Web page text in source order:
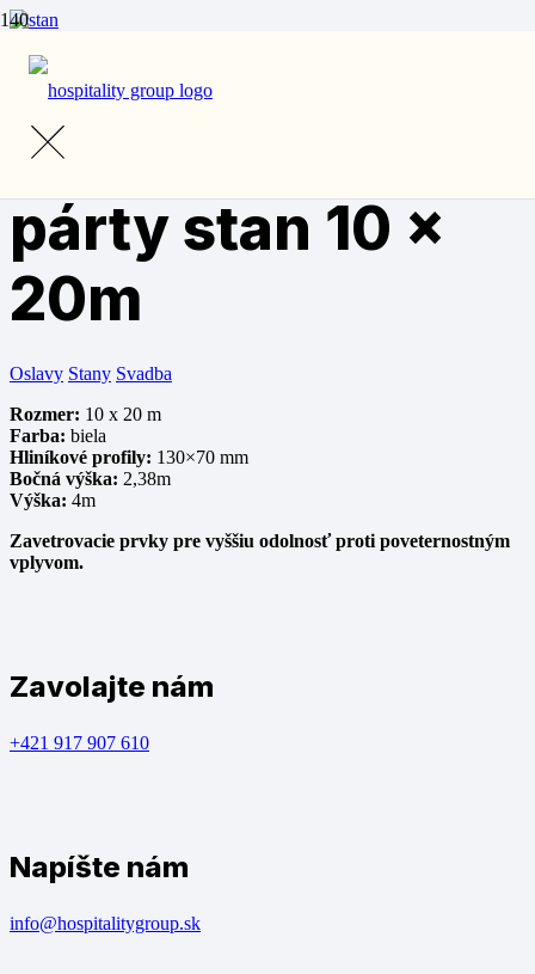
stan 10 x 20m
Veľkokapacitný
párty stan 10 x
20m
Oslavy Stany Svadba
Rozmer: 10 x 20 m
Farba: biela
Hliníkové profily: 130×70 mm
Bočná výška: 2,38m
Výška: 4m
Zavetrovacie prvky pre vyššiu odolnosť proti poveternostným
vplyvom.
Zavolajte nám
+421 917 907 610
Napíšte nám
info@hospitalitygroup.sk